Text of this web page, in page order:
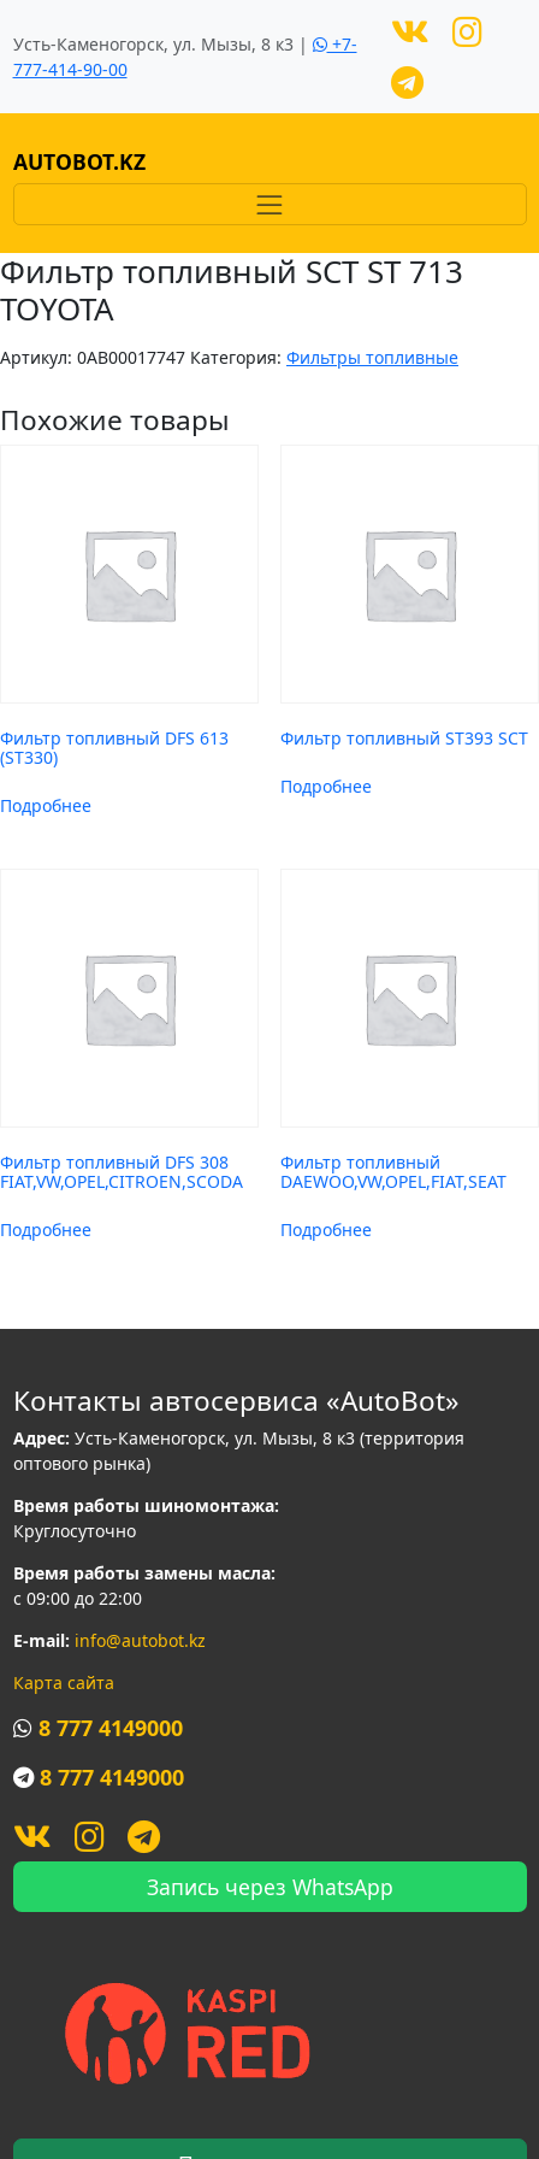
Усть-Каменогорск, ул. Мызы, 8 к3 |
+7-
777-414-90-00
AUTOBOT.KZ
Фильтр топливный SCT ST 713
TOYOTA
Артикул: 0AB00017747 Категория: Фильтры топливные
Похожие товары
Фильтр топливный DFS 613
(ST330)
Подробнее
Фильтр топливный ST393 SCT
Подробнее
Фильтр топливный DFS 308
FIAT,VW,OPEL,CITROEN,SCODA
Подробнее
Фильтр топливный
DAEWOO,VW,OPEL,FIAT,SEAT
Подробнее
Контакты автосервиса «AutoBot»
Адрес: Усть-Каменогорск, ул. Мызы, 8 к3 (территория
оптового рынка)
Время работы шиномонтажа:
Круглосуточно
Время работы замены масла:
с 09:00 до 22:00
E-mail: info@autobot.kz
Карта сайта
8 777 4149000
8 777 4149000
Запись через WhatsApp